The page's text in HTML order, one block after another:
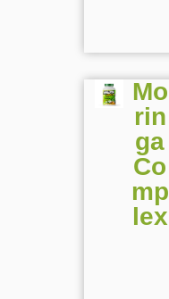
Mo
rin
ga
Co
mp
lex